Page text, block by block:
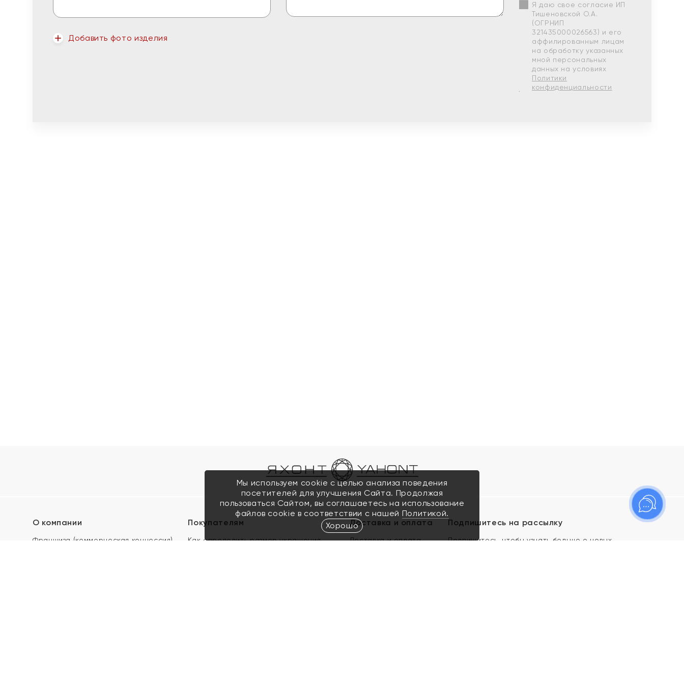
Добавить фото изделия
Я даю свое согласие ИП
Тишеновской О.А.
(ОГРНИП
321435000026563) и его
аффилированным лицам
на обработку указанных
мной персональных
данных на условиях
Политики
конфиденциальности
О компании
Франшиза (коммерческая концессия)
Покупателям
Как определить размер украшения
Доставка и оплата
Доставка и оплата
Подпишитесь на рассылку
Подпишитесь, чтобы узнать больше о новых
Мы используем cookie с целью анализа поведения
посетителей для улучшения Сайта. Продолжая
пользоваться Сайтом, вы соглашаетесь на использование
файлов cookie в соответствии с нашей Политикой.
Хорошо